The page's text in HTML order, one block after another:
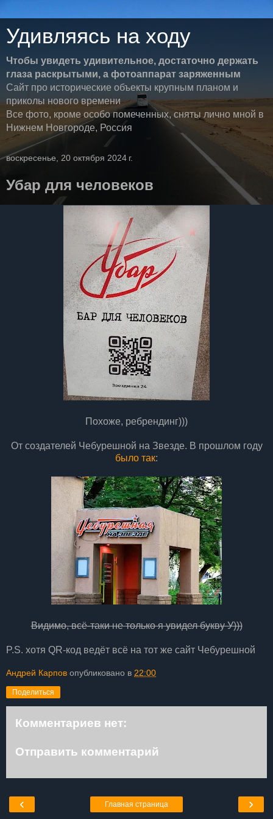
Удивляясь на ходу
Чтобы увидеть удивительное, достаточно держать
глаза раскрытыми, а фотоаппарат заряженным
Сайт про исторические объекты крупным планом и
приколы нового времени
Все фото, кроме особо помеченных, сняты лично мной в
Нижнем Новгороде, Россия
воскресенье, 20 октября 2024 г.
Убар для человеков
Похоже, ребрендинг)))
От создателей Чебурешной на Звезде. В прошлом году
было так:
Видимо, всё-таки не только я увидел букву У)))
P.S. хотя QR-код ведёт всё на тот же сайт Чебурешной
Андрей Карпов опубликовано в 22:00
Поделиться
Комментариев нет:
Отправить комментарий
‹ ›
Главная страница